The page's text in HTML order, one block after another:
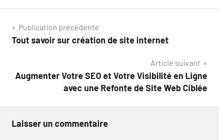
Navigation
de
Publication précédente
Tout savoir sur création de site internet
Article suivant
Augmenter Votre SEO et Votre Visibilité en Ligne
avec une Refonte de Site Web Ciblée
Laisser un commentaire